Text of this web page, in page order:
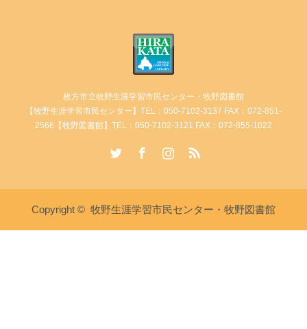
枚方市立牧野生涯学習市民センター・牧野図書館
【牧野生涯学習市民センター】TEL：050-7102-3137 FAX：072-851-
2566【牧野図書館】TEL：050-7102-3121 FAX：072-855-1022
Copyright © 牧野生涯学習市民センター・牧野図書館